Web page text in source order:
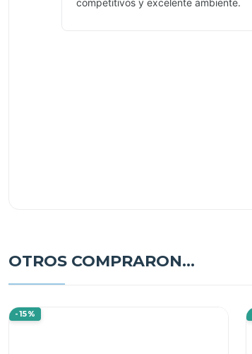
competitivos y excelente ambiente.
OTROS COMPRARON...
-15%